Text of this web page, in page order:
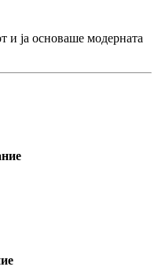
и ја основаше модерната